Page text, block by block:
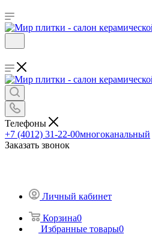
Телефоны
+7 (4012) 31-22-00многоканальный
Заказать звонок
Личный кабинет
Корзина0
Избранные товары0